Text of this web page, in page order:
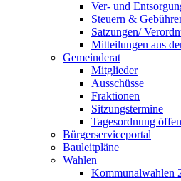
Ver- und
Steuern &
Satzungen/
Mitteilungen aus
Gemeinderat
Mitglieder
Ausschüsse
Fraktionen
Sitzungstermine
Tagesordnung
Bürgerserviceportal
Bauleitpläne
Wahlen
Kommunalwahlen